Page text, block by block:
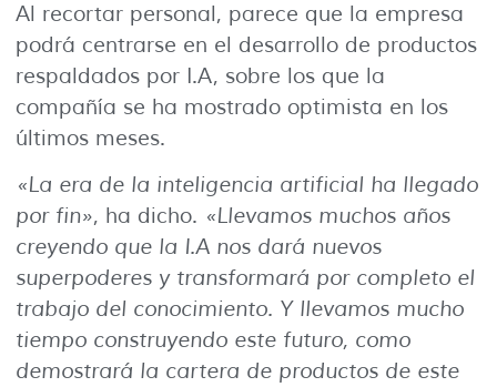
Al recortar personal, parece que la empresa
podrá centrarse en el desarrollo de productos
respaldados por I.A, sobre los que la
compañía se ha mostrado optimista en los
últimos meses.
«La era de la inteligencia artificial ha llegado
por fin», ha dicho. «Llevamos muchos años
creyendo que la I.A nos dará nuevos
superpoderes y transformará por completo el
trabajo del conocimiento. Y llevamos mucho
tiempo construyendo este futuro, como
demostrará la cartera de productos de este